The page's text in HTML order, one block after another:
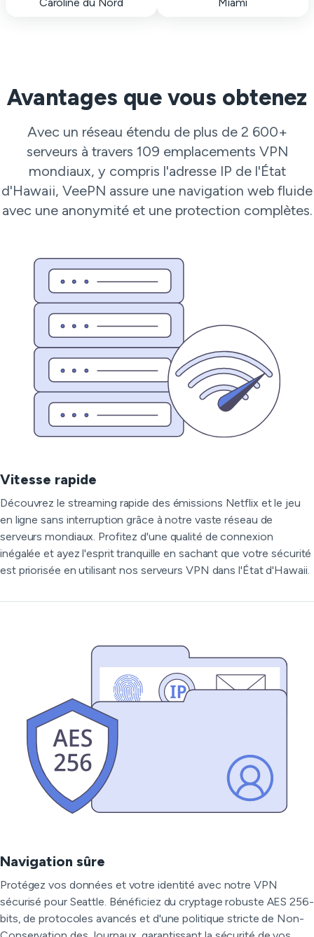
Avantages que vous obtenez
Avec un réseau étendu de plus de 2 600+
serveurs à travers 109 emplacements VPN
mondiaux, y compris l'adresse IP de l'État
d'Hawaii, VeePN assure une navigation web fluide
avec une anonymité et une protection complètes.
Vitesse rapide
Découvrez le streaming rapide des émissions Netflix et le jeu
en ligne sans interruption grâce à notre vaste réseau de
serveurs mondiaux. Profitez d'une qualité de connexion
inégalée et ayez l'esprit tranquille en sachant que votre sécurité
est priorisée en utilisant nos serveurs VPN dans l'État d'Hawaii.
Navigation sûre
Protégez vos données et votre identité avec notre VPN
sécurisé pour Seattle. Bénéficiez du cryptage robuste AES 256-
bits, de protocoles avancés et d'une politique stricte de Non-